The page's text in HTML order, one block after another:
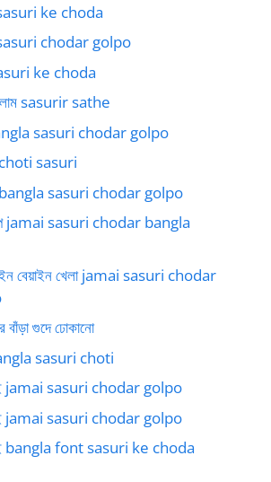
sasuri ke choda
sasuri chodar golpo
sasuri ke choda
sasurir sathe
bangla sasuri chodar golpo
choti sasuri
bangla sasuri chodar golpo
গল্প jamai sasuri chodar bangla
বেয়াইন খেলা jamai sasuri chodar
বাঁড়া গুদে ঢোকানো
sasuri choti
jamai sasuri chodar golpo
jamai sasuri chodar golpo
bangla font sasuri ke choda